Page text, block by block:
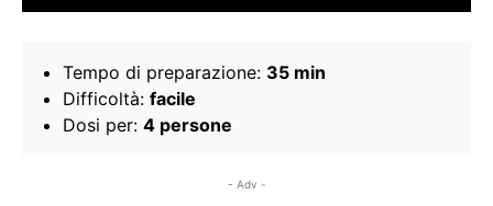
Tempo di preparazione: 35 min
Difficoltà: facile
Dosi per: 4 persone
- Adv -